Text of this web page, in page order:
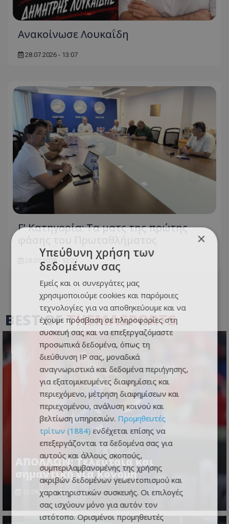
Ανακοίνωσε Λουκαΐδη
28.07.2026 - 13:07
Γ’ Κατηγορία: Τα ματς της πρώτης
28.07.2026 - 12:21
BEST OFTHEMASPORTS
ΑΠΟΛΛΩΝ: Τελευταία και
σημαντική για Κονομή
10.08.2026 - 09:15
×
Υπεύθυνη χρήση των
δεδομένων σας
Εμείς και οι συνεργάτες μας
χρησιμοποιούμε cookies και παρόμοιες
τεχνολογίες για να αποθηκεύουμε και να
έχουμε πρόσβαση σε πληροφορίες στη
συσκευή σας και να επεξεργαζόμαστε
προσωπικά δεδομένα, όπως τη
διεύθυνση IP σας, μοναδικά
αναγνωριστικά και δεδομένα περιήγησης,
για εξατομικευμένες διαφημίσεις και
περιεχόμενο, μέτρηση διαφημίσεων και
περιεχομένου, ανάλυση κοινού και
βελτίωση υπηρεσιών. Προμηθευτές
τρίτων (1884) ενδέχεται επίσης να
επεξεργάζονται τα δεδομένα σας για
αυτούς και άλλους σκοπούς,
συμπεριλαμβανομένης της χρήσης
ακριβών δεδομένων γεωεντοπισμού και
χαρακτηριστικών συσκευής. Οι επιλογές
σας ισχύουν μόνο για αυτόν τον
ιστότοπο. Ορισμένοι προμηθευτές